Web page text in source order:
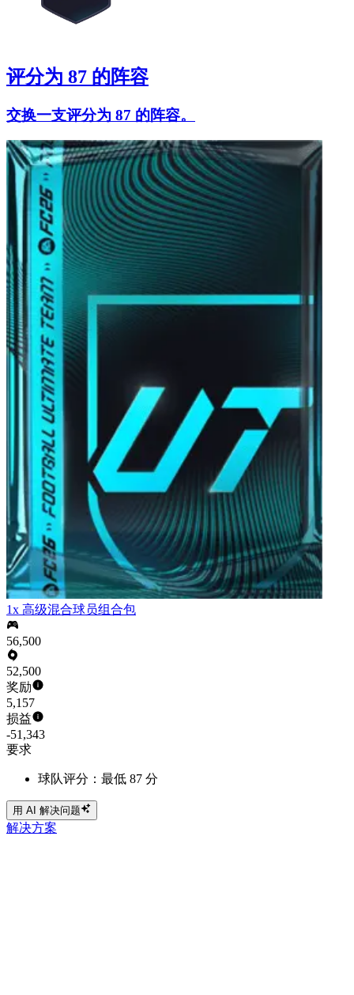
评分为 87 的阵容
交换一支评分为 87 的阵容。
1x 高级混合球员组合包
56,500
52,500
奖励
5,157
损益
-51,343
要求
球队评分：最低 87 分
用 AI 解决问题
解决方案